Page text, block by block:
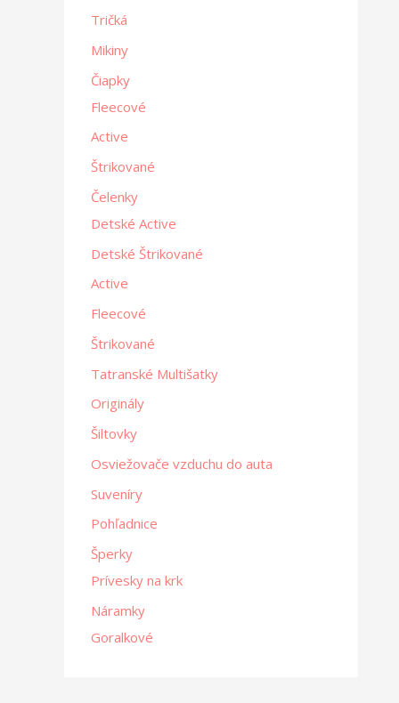
Tričká
Mikiny
Čiapky
Fleecové
Active
Štrikované
Čelenky
Detské Active
Detské Štrikované
Active
Fleecové
Štrikované
Tatranské Multišatky
Originály
Šiltovky
Osviežovače vzduchu do auta
Suveníry
Pohľadnice
Šperky
Prívesky na krk
Náramky
Goralkové